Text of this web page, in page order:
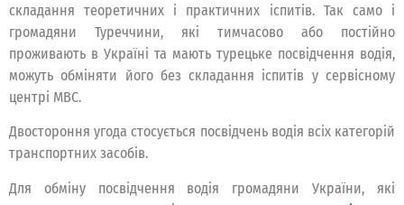
складання теоретичних і практичних іспитів. Так само і
громадяни Туреччини, які тимчасово або постійно
проживають в Україні та мають турецьке посвідчення водія,
можуть обміняти його без складання іспитів у сервісному
центрі МВС.
Двостороння угода стосується посвідчень водія всіх категорій
транспортних засобів.
Для обміну посвідчення водія громадяни України, які